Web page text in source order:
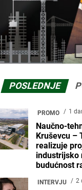
POSLEDNJE
PROMO 1
Naučno-
Kruševcu –
realizuje
industrijsko
budućnost
INTERVJU 2